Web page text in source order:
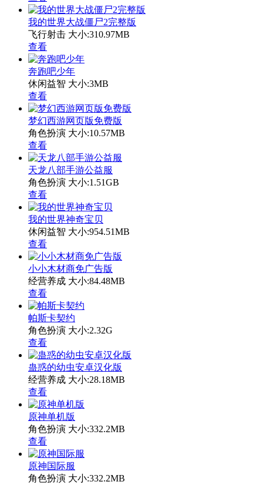
我的世界大战僵尸2完整版
飞行射击 大小:310.97MB
查看
奔跑吧少年
休闲益智 大小:3MB
查看
梦幻西游网页版免费版
角色扮演 大小:10.57MB
查看
天龙八部手游公益服
角色扮演 大小:1.51GB
查看
我的世界神奇宝贝
休闲益智 大小:954.51MB
查看
小小木材商免广告版
经营养成 大小:84.48MB
查看
帕斯卡契约
角色扮演 大小:2.32G
查看
蛊惑的幼虫安卓汉化版
经营养成 大小:28.18MB
查看
原神单机版
角色扮演 大小:332.2MB
查看
原神国际服
角色扮演 大小:332.2MB